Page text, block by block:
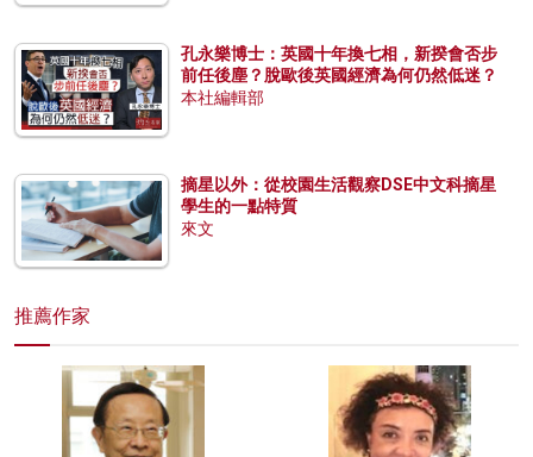
孔永樂博士：英國十年換七相，新揆會否步
前任後塵？脫歐後英國經濟為何仍然低迷？
本社編輯部
摘星以外：從校園生活觀察DSE中文科摘星
學生的一點特質
來文
推薦作家